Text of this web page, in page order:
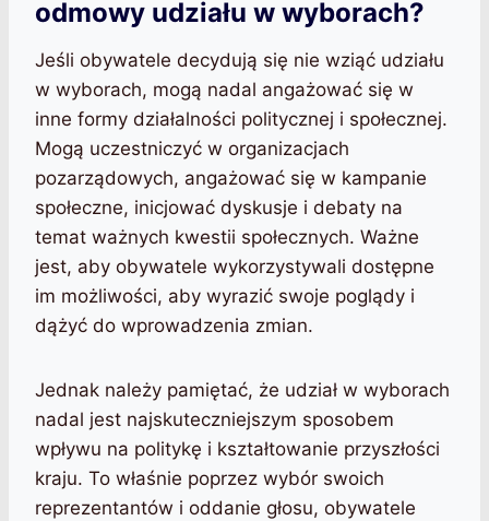
odmowy udziału w wyborach?
Jeśli obywatele decydują się nie wziąć udziału
w wyborach, mogą nadal angażować się w
inne formy działalności politycznej i społecznej.
Mogą uczestniczyć w organizacjach
pozarządowych, angażować się w kampanie
społeczne, inicjować dyskusje i debaty na
temat ważnych kwestii społecznych. Ważne
jest, aby obywatele wykorzystywali dostępne
im możliwości, aby wyrazić swoje poglądy i
dążyć do wprowadzenia zmian.
Jednak należy pamiętać, że udział w wyborach
nadal jest najskuteczniejszym sposobem
wpływu na politykę i kształtowanie przyszłości
kraju. To właśnie poprzez wybór swoich
reprezentantów i oddanie głosu, obywatele